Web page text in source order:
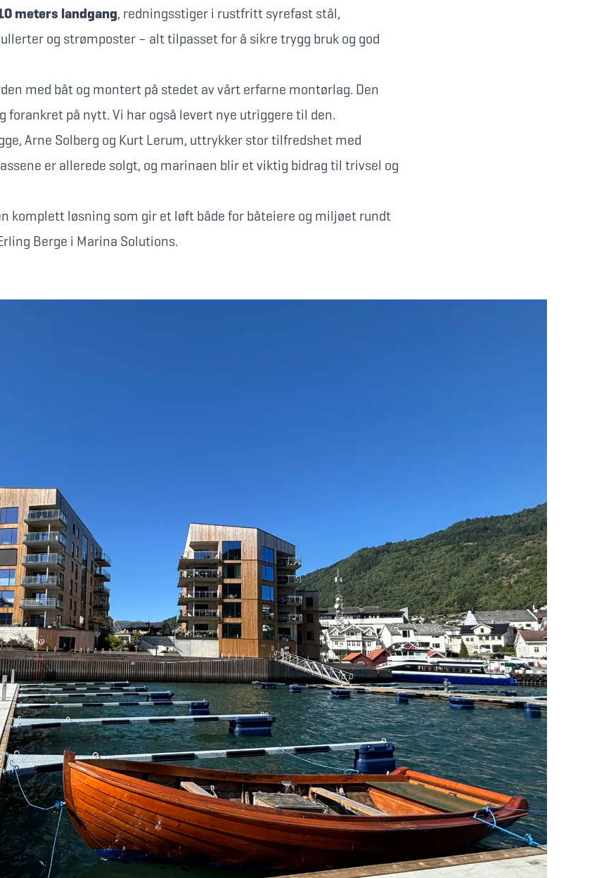
meters landgang, redningsstiger i rustfritt syrefast stål,
og strømposter – alt tilpasset for å sikre trygg bruk og god
med båt og montert på stedet av vårt erfarne montørlag. Den
forankret på nytt. Vi har også levert nye utriggere til den.
Arne Solberg og Kurt Lerum, uttrykker stor tilfredshet med
er allerede solgt, og marinaen blir et viktig bidrag til trivsel og
komplett løsning som gir et løft både for båteiere og miljøet rundt
Berge i Marina Solutions.